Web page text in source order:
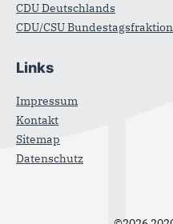
CDU Deutschlands
CDU/CSU Bundestagsfraktion
Links
Impressum
Kontakt
Sitemap
Datenschutz